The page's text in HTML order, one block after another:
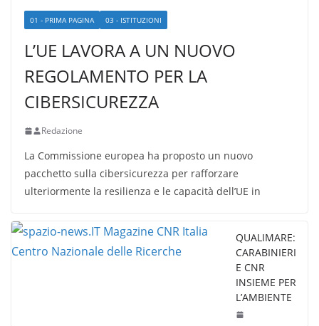
01 - PRIMA PAGINA 03 - ISTITUZIONI
L’UE LAVORA A UN NUOVO
REGOLAMENTO PER LA
CIBERSICUREZZA
Redazione
La Commissione europea ha proposto un nuovo
pacchetto sulla cibersicurezza per rafforzare
ulteriormente la resilienza e le capacità dell’UE in
QUALIMARE:
CARABINIERI
E CNR
INSIEME PER
L’AMBIENTE